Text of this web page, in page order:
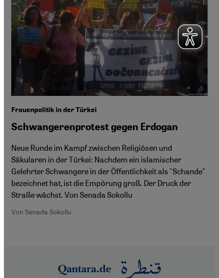
Frauenpolitik in der Türkei
Schwangerenprotest gegen Erdogan
Neue Runde im Kampf zwischen Religiösen und
Säkularen in der Türkei: Nachdem ein islamischer
Gelehrter Schwangere in der Öffentlichkeit als "Schande"
bezeichnet hat, ist die Empörung groß. Der Druck der
Straße wächst. Von Senada Sokollu
Von Senada Sokollu